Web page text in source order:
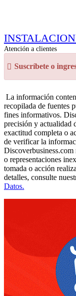
Atención a clientes
Suscríbete o
La información
recopilada de fuentes
fines informativos.
precisión y actualidad
exactitud completa o
de verificar la
Discoverbusiness.com
o representaciones
tomada o acción
detalles, consulte
Datos.